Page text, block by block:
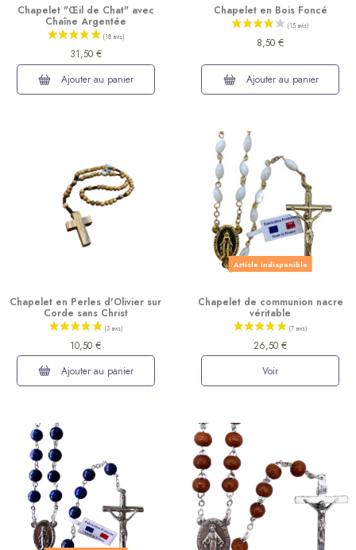
Chapelet "Œil de Chat" avec
Chaîne Argentée
31,50 €
Ajouter au panier
Chapelet en Bois Foncé
8,50 €
Ajouter au panier
Chapelet en Perles d'Olivier sur
Corde sans Christ
10,50 €
Ajouter au panier
Article indisponible
Chapelet de communion nacre
véritable
26,50 €
Voir